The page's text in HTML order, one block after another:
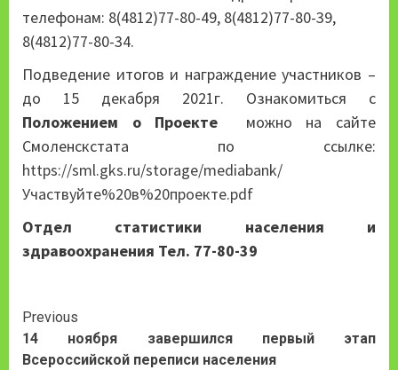
телефонам: 8(4812)77-80-49, 8(4812)77-80-39,
8(4812)77-80-34.
Подведение итогов и награждение участников –
до 15 декабря 2021г. Ознакомиться с
Положением о Проекте можно на сайте
Смоленскстата по ссылке:
https://sml.gks.ru/storage/mediabank/
Участвуйте%20в%20проекте.pdf
Отдел статистики населения и
здравоохранения Тел. 77-80-39
Continue
Reading
Previous
14 ноября завершился первый этап
Всероссийской переписи населения